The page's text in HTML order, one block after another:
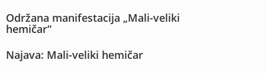
Održana manifestacija „Mali-veliki
hemičar“
Najava: Mali-veliki hemičar